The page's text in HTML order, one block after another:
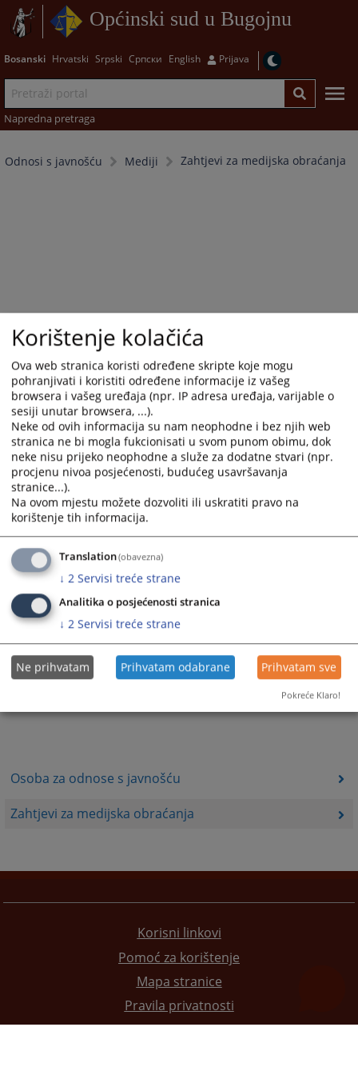
Općinski sud u Bugojnu
Bosanski Hrvatski Srpski Српски English Prijava
Napredna pretraga
Odnosi s javnošću Mediji Zahtjevi za medijska obraćanja
Osoba za odnose s javnošću
Zahtjevi za medijska obraćanja
Trenutno nema vijesti
Korisni linkovi
Pomoć za korištenje
Mapa stranice
Pravila privatnosti
Korištenje kolačića
Ova web stranica koristi određene skripte koje mogu
pohranjivati i koristiti određene informacije iz vašeg
browsera i vašeg uređaja (npr. IP adresa uređaja, varijable o
sesiji unutar browsera, ...).
Neke od ovih informacija su nam neophodne i bez njih web
stranica ne bi mogla fukcionisati u svom punom obimu, dok
neke nisu prijeko neophodne a služe za dodatne stvari (npr.
procjenu nivoa posjećenosti, budućeg usavršavanja
stranice...).
Na ovom mjestu možete dozvoliti ili uskratiti pravo na
korištenje tih informacija.
Translation(obavezna)
↓ 2 Servisi treće strane
Analitika o posjećenosti stranica
↓ 2 Servisi treće strane
Ne prihvatam Prihvatam odabrane Prihvatam sve
Pokreće Klaro!